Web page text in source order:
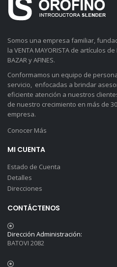
Somos una empresa familiar,
la VENTA MAYORISTA de artículos de
BAZAR y AFINES.
Conformamos un equipo de
servicio, enfocadas a brindar
eficiente atención a nuestros
de nuestro crecimiento en más de
empresa.
Conocer Más
MI CUENTA
Estado de Cuenta
Detalles
Direcciones
CONTÁCTENOS
Dirección Administración:
BATOVI 2082